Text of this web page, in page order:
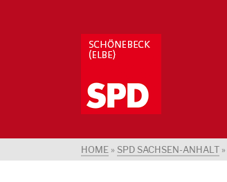
HOME » SPD SACHSEN-ANHALT »